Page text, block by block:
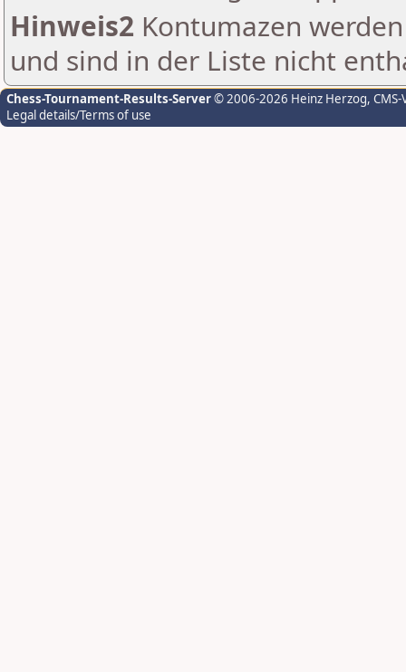
Hinweis2 Kontumazen
und sind in der Liste nicht
Chess-Tournament-Results-Server© 2006-2026 Heinz Herzog,
Legal details/Terms of use